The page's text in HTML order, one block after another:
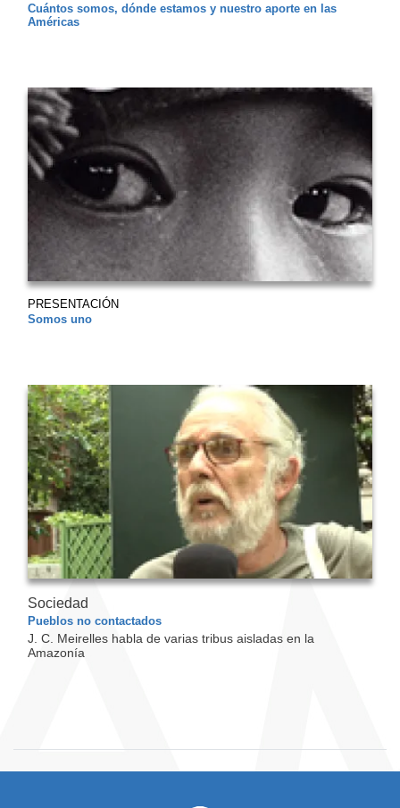
Cuántos somos, dónde estamos y nuestro aporte en las
Américas
PRESENTACIÓN
Somos uno
Sociedad
Pueblos no contactados
J. C. Meirelles habla de varias tribus aisladas en la
Amazonía